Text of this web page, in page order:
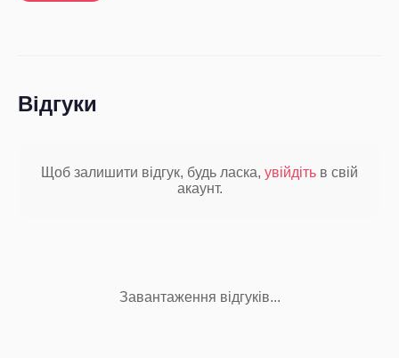
Відгуки
Щоб залишити відгук, будь ласка, увійдіть в свій
акаунт.
Завантаження відгуків...